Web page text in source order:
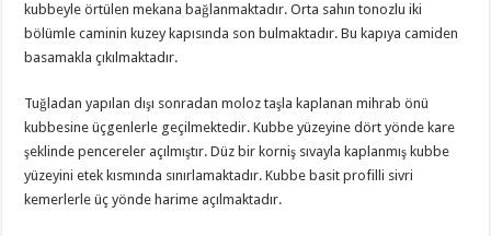
kubbeyle örtülen mekana bağlanmaktadır. Orta sahın tonozlu iki
bölümle caminin kuzey kapısında son bulmaktadır. Bu kapıya camiden
basamakla çıkılmaktadır.
Tuğladan yapılan dışı sonradan moloz taşla kaplanan mihrab önü
kubbesine üçgenlerle geçilmektedir. Kubbe yüzeyine dört yönde kare
şeklinde pencereler açılmıştır. Düz bir korniş sıvayla kaplanmış kubbe
yüzeyini etek kısmında sınırlamaktadır. Kubbe basit profilli sivri
kemerlerle üç yönde harime açılmaktadır.